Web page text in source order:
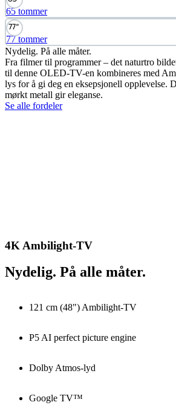
65 tommer
77 tommer
Nydelig. På alle måter.
Fra filmer til programmer – det naturtro
til denne OLED-TV-en kombineres med
lys for å gi deg en eksepsjonell opplevelse.
mørkt metall gir eleganse.
Se alle fordeler
4K Ambilight-TV
Nydelig. På alle måter.
121 cm (48") Ambilight-TV
P5 AI perfect picture engine
Dolby Atmos-lyd
Google TV™